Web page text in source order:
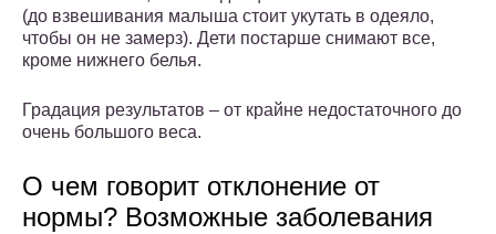
(до взвешивания малыша стоит укутать в одеяло,
чтобы он не замерз). Дети постарше снимают все,
кроме нижнего белья.
Градация результатов – от крайне недостаточного до
очень большого веса.
О чем говорит отклонение от
нормы? Возможные заболевания